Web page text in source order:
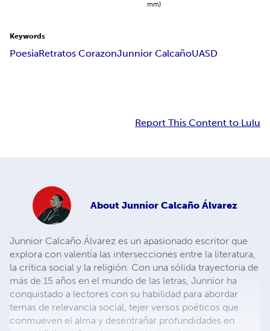
mm)
Keywords
PoesiaRetratos CorazonJunnior CalcañoUASD
Report This Content to Lulu
About Junnior Calcaño Álvarez
Junnior Calcaño Álvarez es un apasionado escritor que
explora con valentía las intersecciones entre la literatura,
la crítica social y la religión. Con una sólida trayectoria de
más de 15 años en el mundo de las letras, Junnior ha
conquistado a lectores con su habilidad para abordar
temas de relevancia social, tejer versos poéticos que
conmueven el alma y desentrañar profundidades en